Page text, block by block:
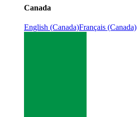
Canada
English (Canada)Français (Canada)